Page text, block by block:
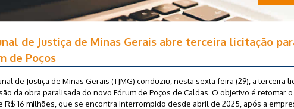
de Justiça de Minas Gerais abre terceira licitação
de Poços
de Justiça de Minas Gerais (TJMG) conduziu, nesta sexta-feira (29), a terceira
da obra paralisada do novo Fórum de Poços de Caldas. O objetivo é retomar
R$ 16 milhões, que se encontra interrompido desde abril de 2025, após a